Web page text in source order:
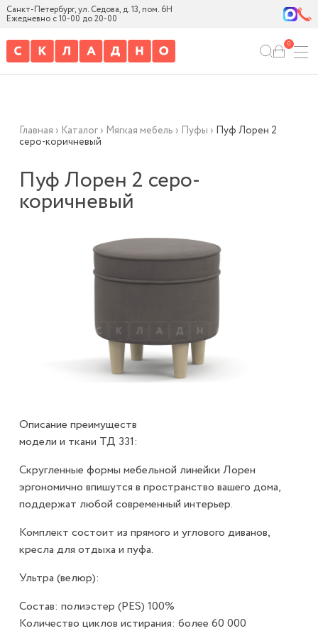
Санкт-Петербург, ул. Седова, д. 13, пом. 6Н
Ежедневно с 10-00 до 20-00
0
Главная › Каталог› Мягкая мебель › Пуфы › Пуф Лорен 2
серо-коричневый
Пуф Лорен 2 серо-
коричневый
Описание преимуществ
модели и ткани ТД 331:
Скругленные формы мебельной линейки Лорен
эргономично впишутся в пространство вашего дома,
поддержат любой современный интерьер.
Комплект состоит из прямого и углового диванов,
кресла для отдыха и пуфа.
Ультра (велюр):
Состав: полиэстер (PES) 100%
Количество циклов истирания: более 60 000